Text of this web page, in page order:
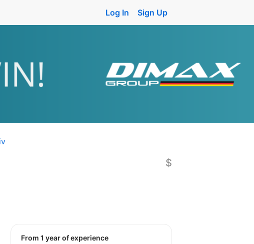
Log In Sign Up
$
from 1 year of experience